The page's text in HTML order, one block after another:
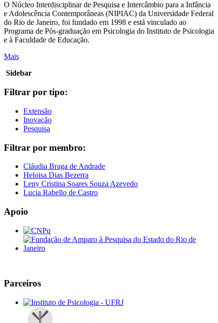
O Núcleo Interdisciplinar de Pesquisa e Intercâmbio para a Infância
e Adolescência Contemporâneas (NIPIAC) da Universidade Federal
do Rio de Janeiro, foi fundado em 1998 e está vinculado ao
Programa de Pós-graduação em Psicologia do Instituto de Psicologia
e à Faculdade de Educação.
Mais
Sidebar
Filtrar por tipo:
Extensão
Inovação
Pesquisa
Filtrar por membro:
Cláudia Braga de Andrade
Heloisa Dias Bezerra
Leny Cristina Soares Souza Azevedo
Lucia Rabello de Castro
Apoio
Parceiros